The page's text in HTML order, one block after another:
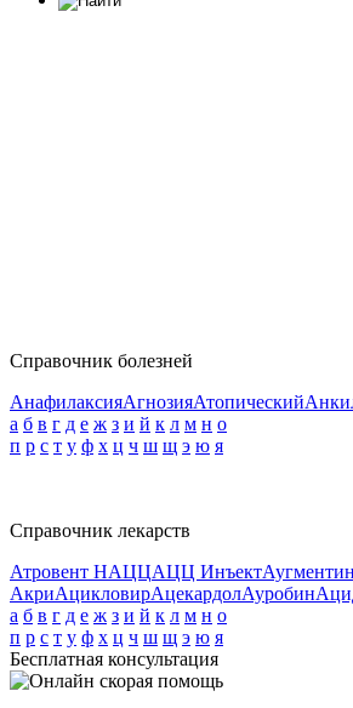
Справочник болезней
АнафилаксияАгнозияАтопический
а б в г д е ж з и й к л м н о
п р с т у ф х ц ч ш щ э ю я
Справочник лекарств
Атровент НАЦЦАЦЦ ИнъектАугментин
АкриАцикловирАцекардолАуробин
а б в г д е ж з и й к л м н о
п р с т у ф х ц ч ш щ э ю я
Бесплатная консультация